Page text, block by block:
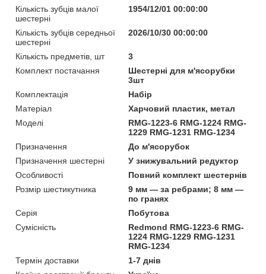
Кількість зубців малої
шестерні
1954/12/01 00:00:00
Кількість зубців середньої
шестерні
2026/10/30 00:00:00
Кількість предметів, шт
3
Комплект постачання
Шестерні для м'ясорубки
3шт
Комплектація
Набір
Матеріал
Харчовий пластик, метал
Моделі
RMG-1223-6 RMG-1224 RMG-
1229 RMG-1231 RMG-1234
Призначення
До м'ясорубок
Призначення шестерні
У знижувальний редуктор
Особливості
Повний комплект шестернів
Розмір шестикутника
9 мм — за ребрами; 8 мм —
по гранях
Серія
Побутова
Сумісність
Redmond RMG-1223-6 RMG-
1224 RMG-1229 RMG-1231
RMG-1234
Термін доставки
1-7 днів